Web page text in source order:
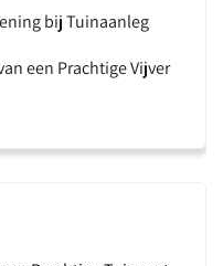
bij Tuinaanleg
een Prachtige Vijver